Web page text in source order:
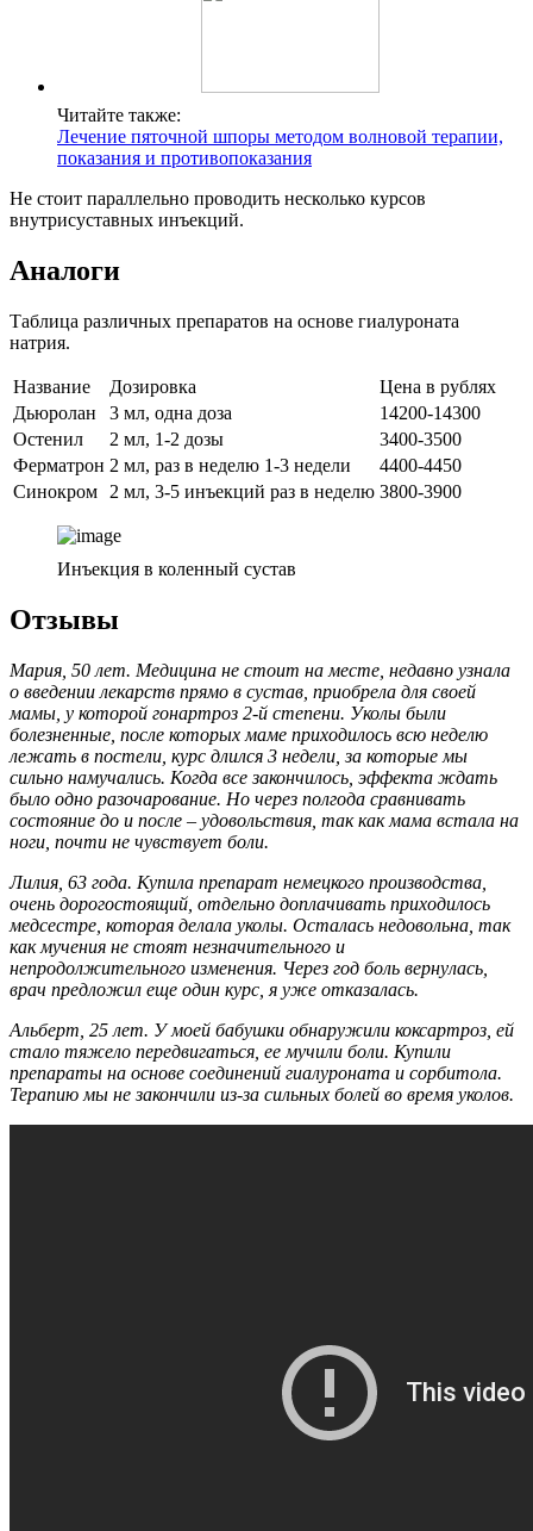
Читайте также:
Лечение пяточной шпоры методом волновой терапии,
показания и противопоказания
Не стоит параллельно проводить несколько курсов
внутрисуставных инъекций.
Аналоги
Таблица различных препаратов на основе гиалуроната
натрия.
Название Дозировка
Цена в рублях
Дьюролан
3 мл, одна доза
14200-14300
Остенил
2 мл, 1-2 дозы
3400-3500
Ферматрон 2 мл, раз в неделю 1-3 недели
4400-4450
Синокром
2 мл, 3-5 инъекций раз в неделю 3800-3900
Инъекция в коленный сустав
Отзывы
Мария, 50 лет. Медицина не стоит на месте, недавно узнала
о введении лекарств прямо в сустав, приобрела для своей
мамы, у которой гонартроз 2-й степени. Уколы были
болезненные, после которых маме приходилось всю неделю
лежать в постели, курс длился 3 недели, за которые мы
сильно намучались. Когда все закончилось, эффекта ждать
было одно разочарование. Но через полгода сравнивать
состояние до и после – удовольствия, так как мама встала на
ноги, почти не чувствует боли.
Лилия, 63 года. Купила препарат немецкого производства,
очень дорогостоящий, отдельно доплачивать приходилось
медсестре, которая делала уколы. Осталась недовольна, так
как мучения не стоят незначительного и
непродолжительного изменения. Через год боль вернулась,
врач предложил еще один курс, я уже отказалась.
Альберт, 25 лет. У моей бабушки обнаружили коксартроз, ей
стало тяжело передвигаться, ее мучили боли. Купили
препараты на основе соединений гиалуроната и сорбитола.
Терапию мы не закончили из-за сильных болей во время уколов.